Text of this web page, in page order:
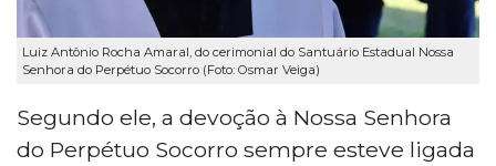
Luiz Antônio Rocha Amaral, do cerimonial do Santuário Estadual Nossa
Senhora do Perpétuo Socorro (Foto: Osmar Veiga)
Segundo ele, a devoção à Nossa Senhora
do Perpétuo Socorro sempre esteve ligada